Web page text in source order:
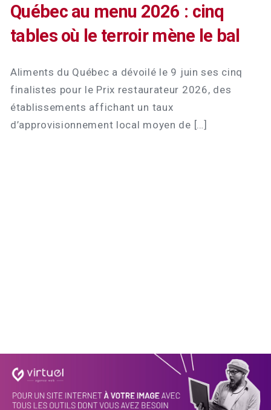
Québec au menu 2026 : cinq
tables où le terroir mène le bal
Aliments du Québec a dévoilé le 9 juin ses cinq
finalistes pour le Prix restaurateur 2026, des
établissements affichant un taux
d’approvisionnement local moyen de […]